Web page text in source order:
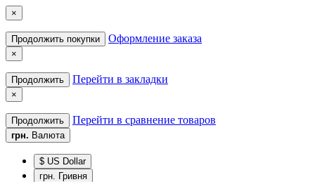
×
Продолжить покупки Оформление заказа
×
Продолжить Перейти в закладки
×
Продолжить Перейти в сравнение товаров
грн. Валюта
$ US Dollar
грн. Гривня